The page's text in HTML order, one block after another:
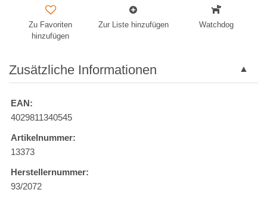
Zu Favoriten
hinzufügen
Zur Liste hinzufügen Watchdog
Zusätzliche Informationen
EAN:
4029811340545
Artikelnummer:
13373
Herstellernummer:
93/2072